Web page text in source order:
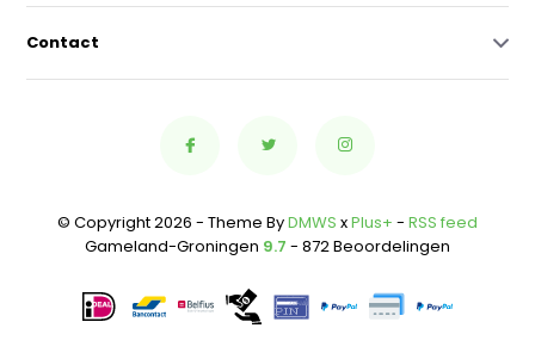
Contact
© Copyright 2026 - Theme ByDMWS xPlus+ - RSS feed
Gameland-Groningen 9.7 - 872 Beoordelingen